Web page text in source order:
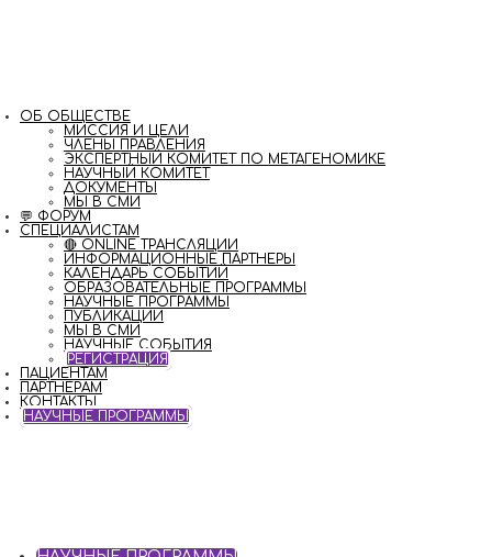
ОБ ОБЩЕСТВЕ
МИССИЯ И ЦЕЛИ
ЧЛЕНЫ ПРАВЛЕНИЯ
ЭКСПЕРТНЫЙ КОМИТЕТ ПО МЕТАГЕНОМИКЕ
НАУЧНЫЙ КОМИТЕТ
ДОКУМЕНТЫ
МЫ В СМИ
💬 ФОРУМ
СПЕЦИАЛИСТАМ
🔴 ONLINE ТРАНСЛЯЦИИ
ИНФОРМАЦИОННЫЕ ПАРТНЕРЫ
КАЛЕНДАРЬ СОБЫТИЙ
ОБРАЗОВАТЕЛЬНЫЕ ПРОГРАММЫ
НАУЧНЫЕ ПРОГРАММЫ
ПУБЛИКАЦИИ
МЫ В СМИ
НАУЧНЫЕ СОБЫТИЯ
РЕГИСТРАЦИЯ
ПАЦИЕНТАМ
ПАРТНЁРАМ
КОНТАКТЫ
НАУЧНЫЕ ПРОГРАММЫ